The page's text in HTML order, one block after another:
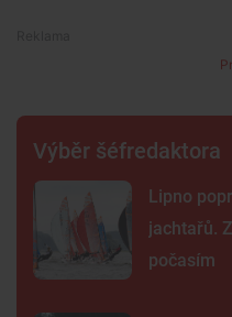
Výběr šéfredaktora
Lipno
jachtařů.
počasím